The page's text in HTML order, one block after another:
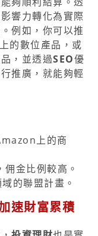
響力轉化為實際
例如，你可以推
的數位產品，或
，並透過SEO優
推廣，就能夠輕
上的商
金比例較高。
的聯盟計畫。
速財富累積